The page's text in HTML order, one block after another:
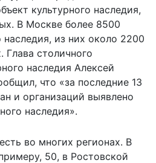
культурного наследия,
В Москве более 8500
наследия, из них около 2200
Глава столичного
наследия Алексей
что «за последние 13
и организаций выявлено
наследия».
во многих регионах. В
50, в Ростовской